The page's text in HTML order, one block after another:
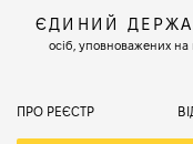
ЄДИНИЙ
осіб, уповноважених
ПРО РЕЄСТР